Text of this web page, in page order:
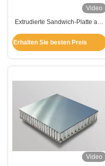
Video
Extrudierte Sandwich-Platte aus
mm 10 mm 20 mm
Erhalten Sie besten Preis
Video